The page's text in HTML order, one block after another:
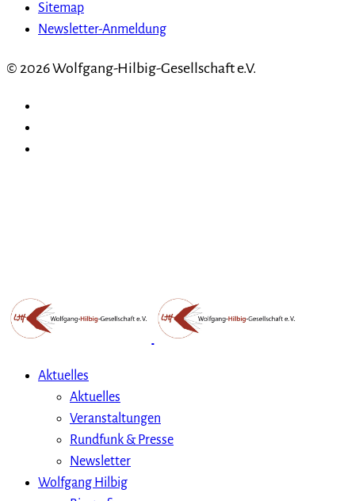
Sitemap
Newsletter-Anmeldung
© 2026 Wolfgang-Hilbig-Gesellschaft e.V.
Aktuelles
Aktuelles
Veranstaltungen
Rundfunk & Presse
Newsletter
Wolfgang Hilbig